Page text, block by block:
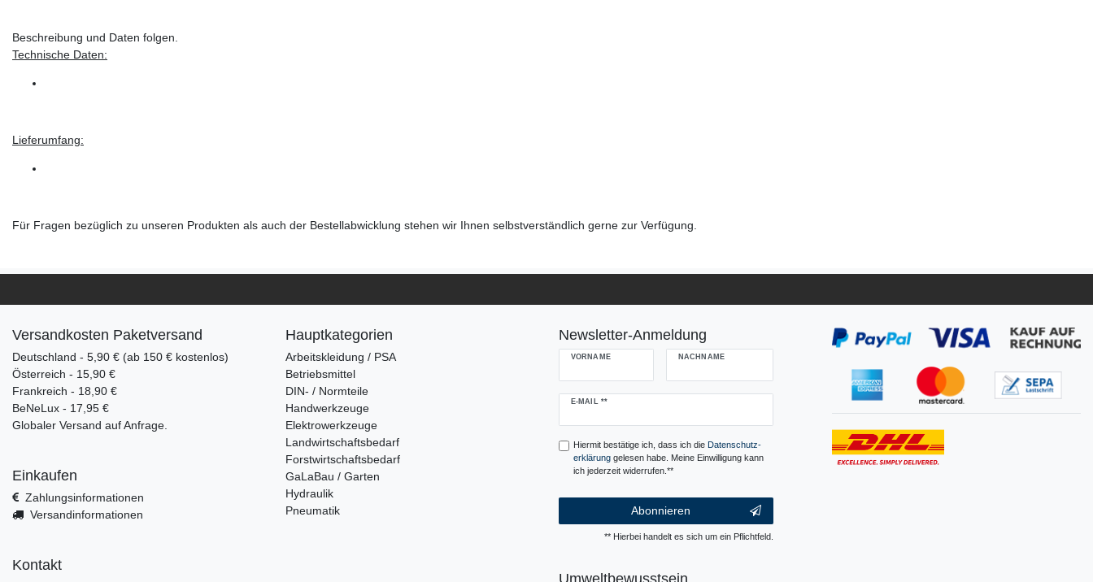
Beschreibung und Daten folgen.
Technische Daten:
Lieferumfang:
Für Fragen bezüglich zu unseren Produkten als auch der Bestellabwicklung stehen wir Ihnen selbstverständlich gerne zur Verfügung.
Versandkosten Paketversand
Deutschland - 5,90 € (ab 150 € kostenlos)
Österreich - 15,90 €
Frankreich - 18,90 €
BeNeLux - 17,95 €
Globaler Versand auf Anfrage.
Einkaufen
Zahlungsinformationen
Versandinformationen
Kontakt
Hauptkategorien
Arbeitskleidung / PSA
Betriebsmittel
DIN- / Normteile
Handwerkzeuge
Elektrowerkzeuge
Landwirtschaftsbedarf
Forstwirtschaftsbedarf
GaLaBau / Garten
Hydraulik
Pneumatik
Newsletter-Anmeldung
VORNAME NACHNAME
E-MAIL **
Newsletter
Hiermit bestätige ich, dass ich die Daten­schutz­
erklärunggelesen habe. Meine Einwilligung kann
ich jederzeit widerrufen.**
Abonnieren
** Hierbei handelt es sich um ein Pflichtfeld.
Umweltbewusstsein